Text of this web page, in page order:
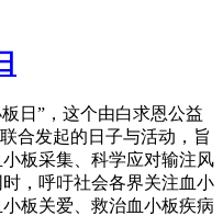
日”，这个由白求恩公益
合发起的日子与活动，旨
板采集、科学应对输注风
，呼吁社会各界关注血小
板关爱、救治血小板疾病